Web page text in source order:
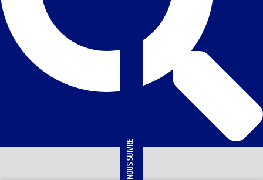
NOUS SUIVRE